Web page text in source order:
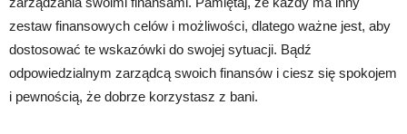
zestaw finansowych celów i możliwości, dlatego ważne jest, aby
dostosować te wskazówki do swojej sytuacji. Bądź
odpowiedzialnym zarządcą swoich finansów i ciesz się spokojem
i pewnością, że dobrze korzystasz z bani.